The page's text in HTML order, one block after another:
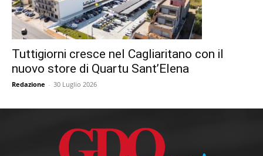
Tuttigiorni cresce nel Cagliaritano con il
nuovo store di Quartu Sant’Elena
Redazione - 30 Luglio 2026